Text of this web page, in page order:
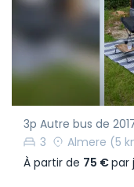
3p Autre bus de
3
Almere (5
À partir de 75 €par